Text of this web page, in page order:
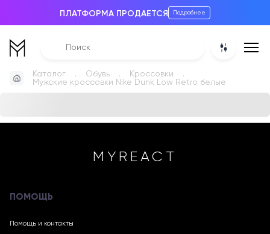
ПЛАТФОРМА ПРОДАЕТСЯ Подробнее
Каталог Обувь
Кроссовки
Мужские кроссовки Nike Dunk Low Retro белые
MYREACT
ПОМОЩЬ
Помощь и контакты